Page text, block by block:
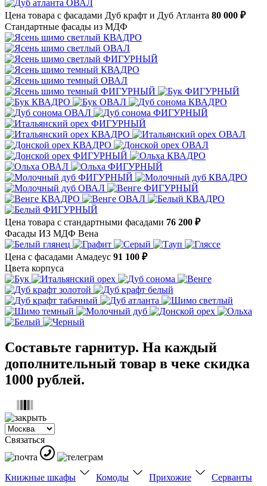
Цена товара с фасадами Дуб крафт и Дуб Атланта 80 000 ₽
Стандартные фасады из МДФ
Цена товара с стандартными фасадами 76 200 ₽
Фасады ИЗ МДФ Вена
Цена с фасадами Амадеус 91 100 ₽
Цвета корпуса
Составьте гарнитур. На каждый
дополнительный товар в чеке скидка
1000 рублей.
Связаться
Книжные шкафы Комоды Прихожие Серванты